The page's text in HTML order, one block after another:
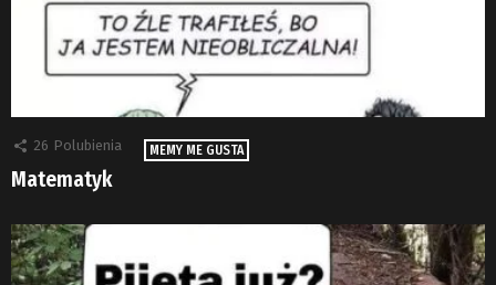
26 Polubienia MEMY ME GUSTA
Matematyk